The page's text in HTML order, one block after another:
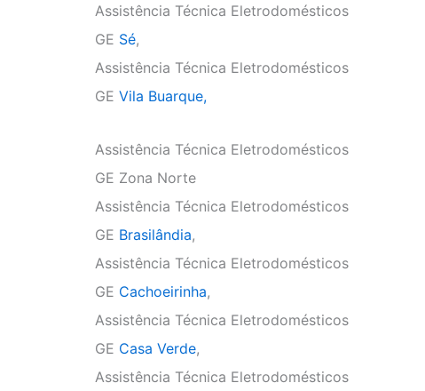
Assistência Técnica Eletrodomésticos
GE Sé,
Assistência Técnica Eletrodomésticos
GE Vila Buarque,
Assistência Técnica Eletrodomésticos
GE Zona Norte
Assistência Técnica Eletrodomésticos
GE Brasilândia,
Assistência Técnica Eletrodomésticos
GE Cachoeirinha,
Assistência Técnica Eletrodomésticos
GE Casa Verde,
Assistência Técnica Eletrodomésticos